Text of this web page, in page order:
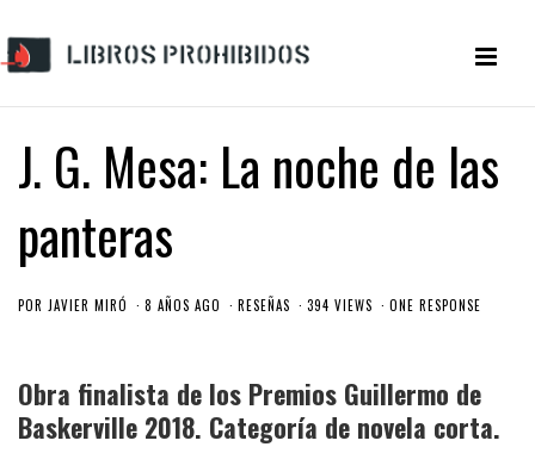
J. G. Mesa: La noche de las
panteras
POR JAVIER MIRÓ 8 AÑOS AGO RESEÑAS 394 VIEWS ONE RESPONSE
Obra finalista de los Premios Guillermo de
Baskerville 2018. Categoría de novela corta.